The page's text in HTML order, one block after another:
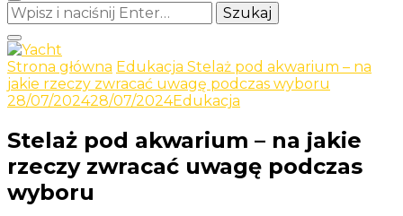
Szukasz
czegoś?
Yacht
Odkrywaj nowe i ciekawe informacje
Strona główna Edukacja Stelaż pod akwarium – na
jakie rzeczy zwracać uwagę podczas wyboru
28/07/202428/07/2024Edukacja
Stelaż pod akwarium – na jakie
rzeczy zwracać uwagę podczas
wyboru